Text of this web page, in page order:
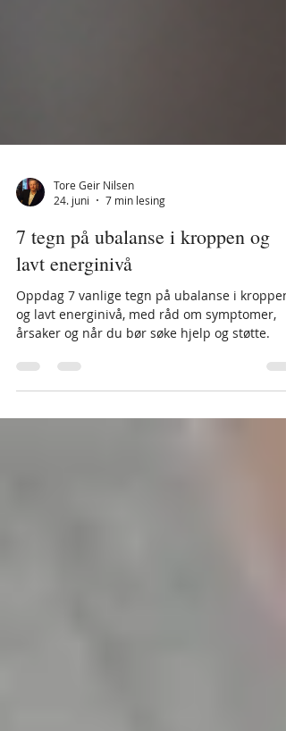
24. juni
7 min lesing
7 tegn på ubalanse i kroppen og
lavt energinivå
Oppdag 7 vanlige tegn på ubalanse i kroppen
årsaker og når du bør søke hjelp og støtte.